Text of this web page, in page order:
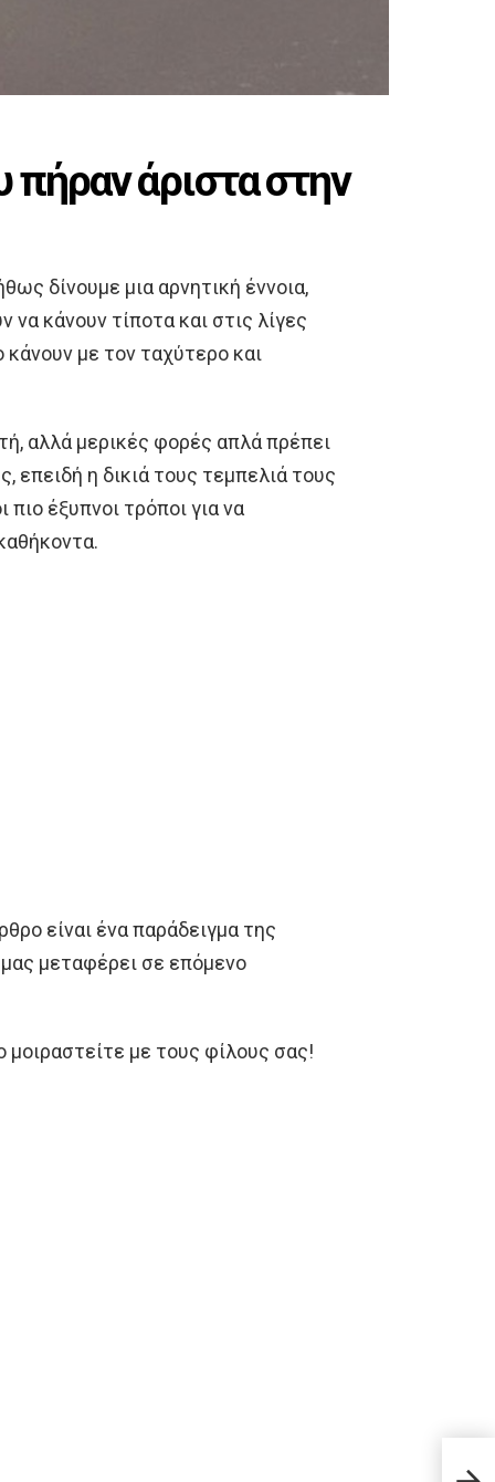
άριστα στην
δίνουμε μια αρνητική έννοια,
κάνουν τίποτα και στις λίγες
με τον ταχύτερο και
αλλά μερικές φορές απλά πρέπει
επειδή η δικιά τους τεμπελιά τους
πιο έξυπνοι τρόποι για να
είναι ένα παράδειγμα της
μας μεταφέρει σε επόμενο
με τους φίλους σας!